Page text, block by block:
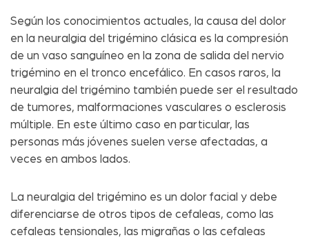
Según los conocimientos actuales, la causa del dolor
en la neuralgia del trigémino clásica es la compresión
de un vaso sanguíneo en la zona de salida del nervio
trigémino en el tronco encefálico. En casos raros, la
neuralgia del trigémino también puede ser el resultado
de tumores, malformaciones vasculares o esclerosis
múltiple. En este último caso en particular, las
personas más jóvenes suelen verse afectadas, a
veces en ambos lados.
La neuralgia del trigémino es un dolor facial y debe
diferenciarse de otros tipos de cefaleas, como las
cefaleas tensionales, las migrañas o las cefaleas